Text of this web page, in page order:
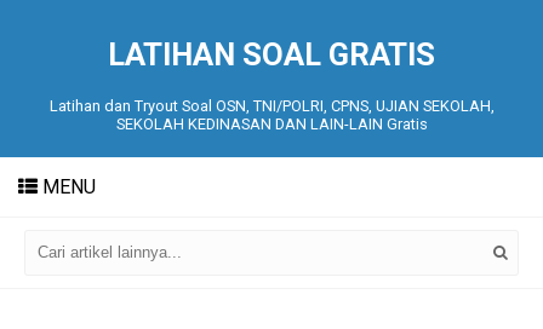
LATIHAN SOAL GRATIS
Latihan dan Tryout Soal OSN, TNI/POLRI, CPNS, UJIAN SEKOLAH,
SEKOLAH KEDINASAN DAN LAIN-LAIN Gratis
MENU